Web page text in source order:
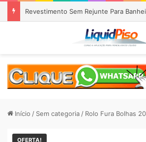
Revestimento Sem Rejunte Para
Início / Sem categoria/ Rolo Fura Bolhas
OFERTA!